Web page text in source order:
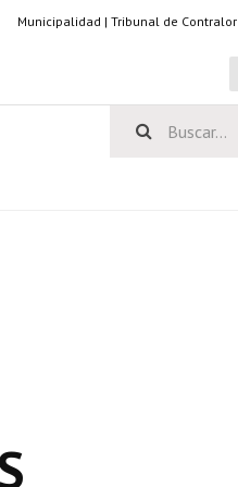
Municipalidad | Tribunal de Contralor